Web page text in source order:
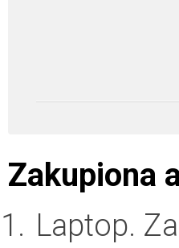
Zakupiona
Laptop.